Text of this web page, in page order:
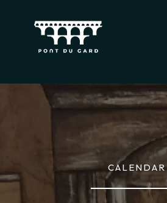
CALENDAR